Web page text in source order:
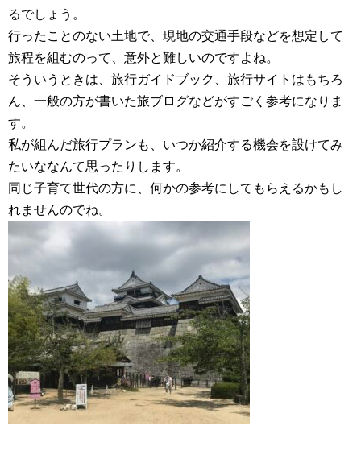
るでしょう。
行ったことのない土地で、現地の交通手段などを想定して
旅程を組むのって、意外と難しいのですよね。
そういうときは、旅行ガイドブック、旅行サイトはもちろ
ん、一般の方が書いた旅ブログなどがすごく参考になりま
す。
私が組んだ旅行プランも、いつか紹介する機会を設けてみ
たいななんて思ったりします。
同じ子育て世代の方に、何かの参考にしてもらえるかもし
れませんのでね。